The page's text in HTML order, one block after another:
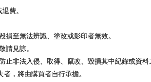
費。
損至無法辨識、塗改或影印者無效。
請見諒。
止非法入侵、取得、竄改、毀損其中紀錄或資
，將由購買者自行承擔。